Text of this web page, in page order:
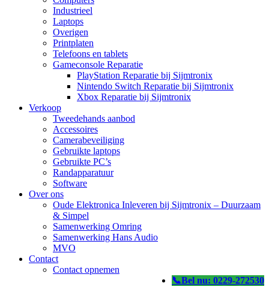
Industrieel
Laptops
Overigen
Printplaten
Telefoons en tablets
Gameconsole Reparatie
PlayStation Reparatie bij Sijmtronix
Nintendo Switch Reparatie bij Sijmtronix
Xbox Reparatie bij Sijmtronix
Verkoop
Tweedehands aanbod
Accessoires
Camerabeveiliging
Gebruikte laptops
Gebruikte PC’s
Randapparatuur
Software
Over ons
Oude Elektronica Inleveren bij Sijmtronix – Duurzaam
& Simpel
Samenwerking Omring
Samenwerking Hans Audio
MVO
Contact
Contact opnemen
: 0229-272530